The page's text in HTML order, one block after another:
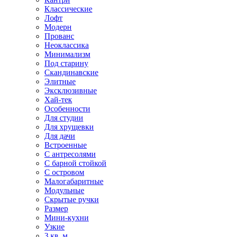
Классические
Лофт
Модерн
Прованс
Неоклассика
Минимализм
Под старину
Скандинавские
Элитные
Эксклюзивные
Хай-тек
Особенности
Для студии
Для хрущевки
Для дачи
Встроенные
С антресолями
С барной стойкой
С островом
Малогабаритные
Модульные
Скрытые ручки
Размер
Мини-кухни
Узкие